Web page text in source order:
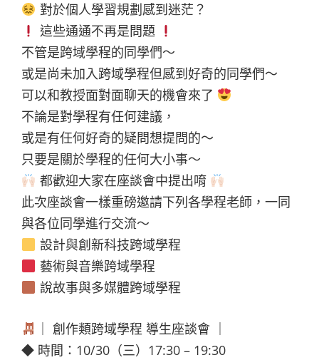
對於個人學習規劃感到迷茫？
這些通通不再是問題
不管是跨域學程的同學們～
或是尚未加入跨域學程但感到好奇的同學們～
可以和教授面對面聊天的機會來了
不論是對學程有任何建議，
或是有任何好奇的疑問想提問的～
只要是關於學程的任何大小事～
都歡迎大家在座談會中提出唷
此次座談會一樣重磅邀請下列各學程老師，一同
與各位同學進行交流～
設計與創新科技跨域學程
藝術與音樂跨域學程
說故事與多媒體跨域學程
｜ 創作類跨域學程 導生座談會 ｜
◆ 時間：10/30（三）17:30 – 19:30